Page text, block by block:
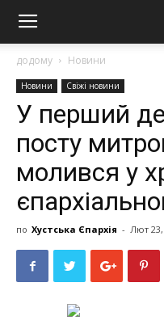
додому Новини
Новини Свіжі новини
У перший
посту
молився у
по Хустська Єпархія - Лют 23,